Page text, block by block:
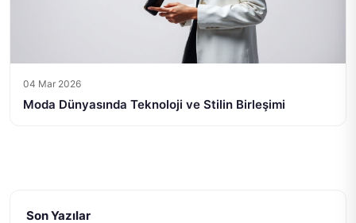
04 Mar 2026
Moda Dünyasında Teknoloji ve Stilin Birleşimi
Son Yazılar